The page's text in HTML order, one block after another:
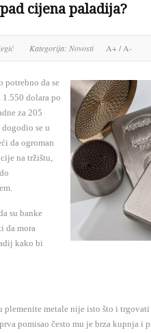
cijena paladija?
Kategorija: Novosti A+/A-
potrebno da se
dolara po
za 205
se u
da ogroman
na tržištu,
su banke
da mora
kako bi
plemenite metale nije isto što i
pomisao često mu je brza kupnja i